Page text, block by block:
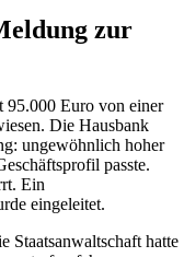
zur
95.000 Euro von einer
Die Hausbank
ungewöhnlich hoher
passte.
Ein
eingeleitet.
Staatsanwaltschaft hatte